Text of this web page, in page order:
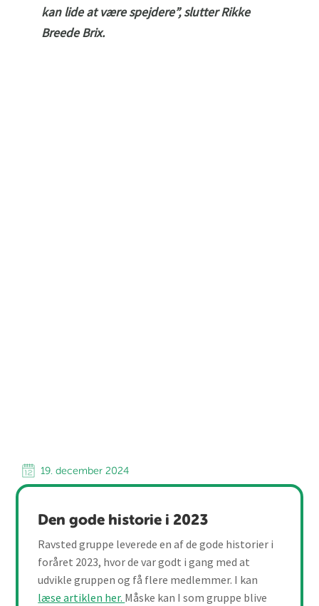
kan lide at være spejdere”, slutter Rikke
Breede Brix.
19. december 2024
Den gode historie i 2023
Ravsted gruppe leverede en af de gode historier i
foråret 2023, hvor de var godt i gang med at
udvikle gruppen og få flere medlemmer. I kan
læse artiklen her. Måske kan I som gruppe blive